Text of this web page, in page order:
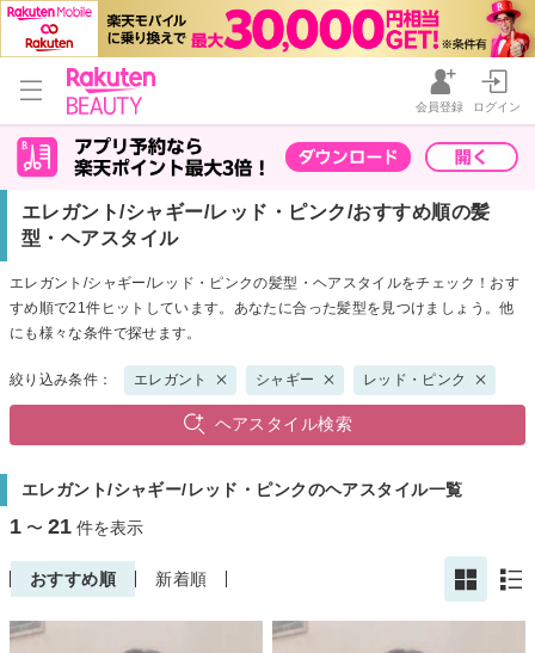
会員登録 ログイン
エレガント/シャギー/レッド・ピンク/おすすめ順の髪
型・ヘアスタイル
エレガント/シャギー/レッド・ピンクの髪型・ヘアスタイルをチェック！おす
すめ順で21件ヒットしています。あなたに合った髪型を見つけましょう。他
にも様々な条件で探せます。
絞り込み条件： エレガント シャギー レッド・ピンク
ヘアスタイル検索
エレガント/シャギー/レッド・ピンクのヘアスタイル一覧
1 〜 21 件を表示
おすすめ順 新着順